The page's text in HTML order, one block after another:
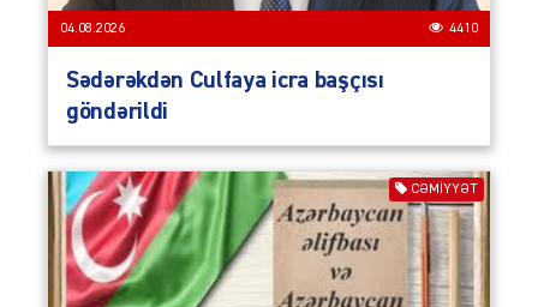
04.08.2026 4410
Sədərəkdən Culfaya icra başçısı
göndərildi
CƏMIYYƏT